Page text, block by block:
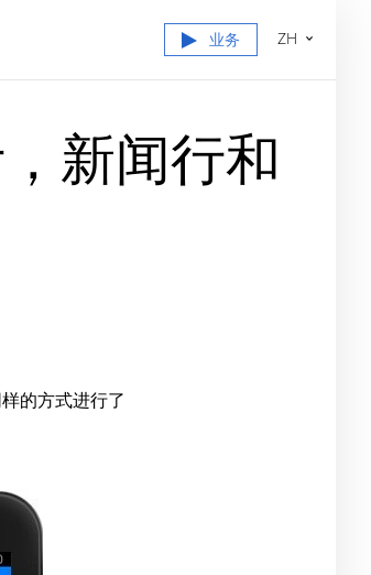
业务 ZH
新闻行和
的方式进行了